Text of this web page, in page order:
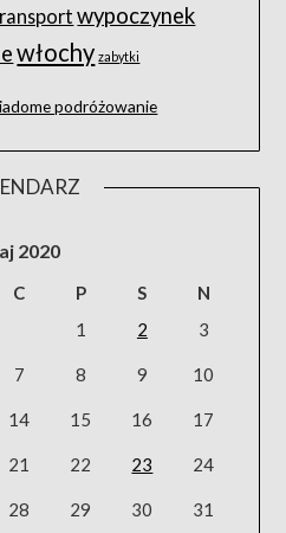
wypoczynek
włochy zabytki
podróżowanie
2020
C P S
N
1
2 3
7 8 9 10
14 15 16 17
21 22 23 24
28 29 30
31